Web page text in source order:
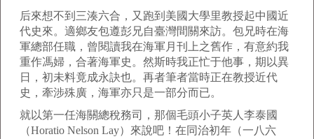
后來想不到三湊六合，又跑到美國大學里教授起中國近
代史來。適鄉友包遵彭兄自臺灣間關來訪。包兄時在海
軍總部任職，曾閱讀我在海軍月刊上之舊作，有意約我
重作馮婦，合著海軍史。然斯時我正忙于他事，期以異
日，初未料竟成永訣也。再者筆者當時正在教授近代
史，牽涉殊廣，海軍亦只是一部分而已。
就以第一任海關總稅務司，那個毛頭小子英人李泰國
（Horatio Nelson Lay）來說吧！在同治初年（一八六